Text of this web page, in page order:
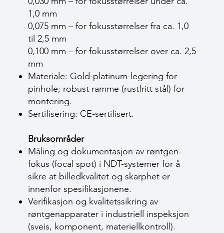
1,0 mm
0,075 mm – for fokusstørrelser fra ca. 1,0
til 2,5 mm
0,100 mm – for fokusstørrelser over ca. 2,5
mm
Materiale: Gold-platinum-legering for
pinhole; robust ramme (rustfritt stål) for
montering.
Sertifisering: CE-sertifisert.
Bruksområder
Måling og dokumentasjon av røntgen-
fokus (focal spot) i NDT-systemer for å
sikre at billedkvalitet og skarphet er
innenfor spesifikasjonene.
Verifikasjon og kvalitetssikring av
røntgenapparater i industriell inspeksjon
(sveis, komponent, materiellkontroll).